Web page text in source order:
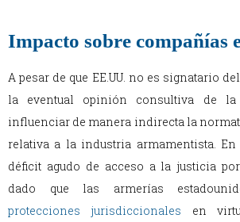
Impacto sobre compañías
A pesar de que EE.UU. no es signatario
la eventual opinión consultiva de la
influenciar de manera indirecta la
relativa a la industria armamentista.
déficit agudo de acceso a la justicia
dado que las armerías
protecciones jurisdiccionales
en